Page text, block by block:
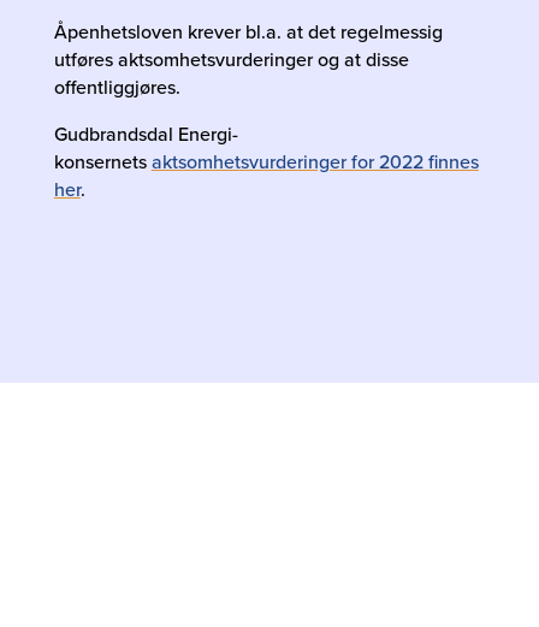
Åpenhetsloven krever bl.a. at det regelmessig
utføres aktsomhetsvurderinger og at disse
offentliggjøres.
Gudbrandsdal Energi-
konsernetsaktsomhetsvurderinger for 2022 finnes
her.